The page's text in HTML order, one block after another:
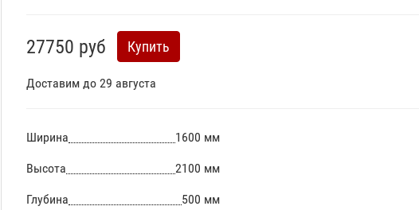
27750 руб Купить
Доставим до 29 августа
Ширина 1600 мм
Высота 2100 мм
Глубина 500 мм